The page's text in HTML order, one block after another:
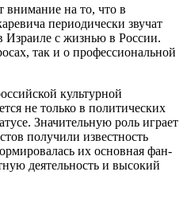
на то, что в
периодически звучат
с жизнью в России.
так и о профессиональной
культурной
не только в политических
Значительную роль играет
получили известность
их основная фан-
деятельность и высокий